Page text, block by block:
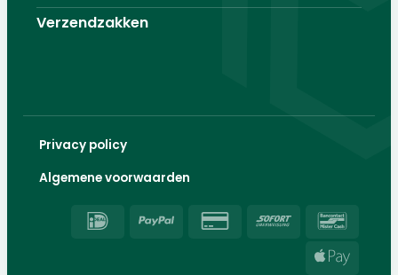
Verzendzakken
Privacy policy
Algemene voorwaarden
IDeal PayPal
Credit
Sofort